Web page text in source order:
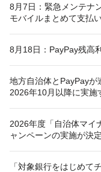
8月7日：緊急メンテナ
モバイルまとめて支払
8月18日：PayPay残高
地方自治体とPayPayが
2026年10月以降に実施
2026年度「自治体マイ
ャンペーンの実施が決定
「対象銀行をはじめて